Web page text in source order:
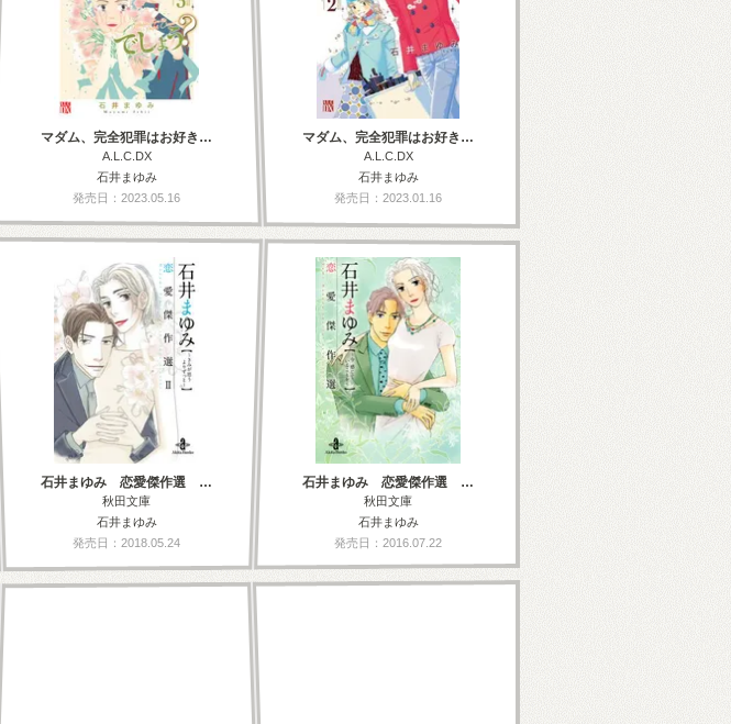
マダム、完全犯罪はお好き…
A.L.C.DX
石井まゆみ
発売日：2023.05.16
マダム、完全犯罪はお好き…
A.L.C.DX
石井まゆみ
発売日：2023.01.16
石井まゆみ 恋愛傑作選 …
秋田文庫
石井まゆみ
発売日：2018.05.24
石井まゆみ 恋愛傑作選 …
秋田文庫
石井まゆみ
発売日：2016.07.22